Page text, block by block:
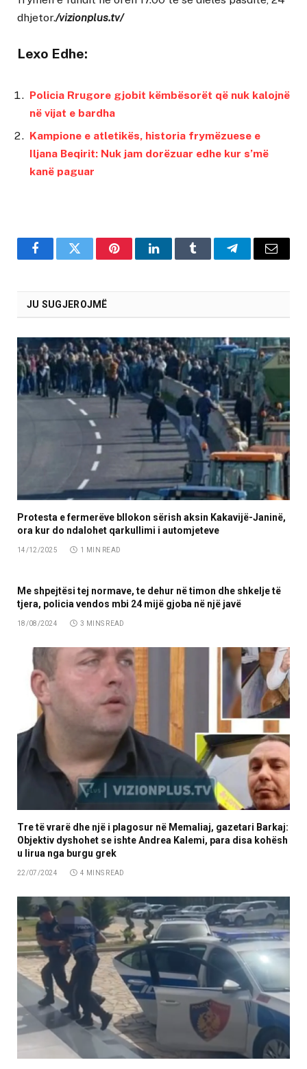
dhjetor./vizionplus.tv/
Lexo Edhe:
Policia Rrugore gjobit këmbësorët që nuk kalojnë
në vijat e bardha
Kampione e atletikës, historia frymëzuese e
Iljana Beqirit: Nuk jam dorëzuar edhe kur s’më
kanë paguar
FacebookTwitter PinterestLinkedInTumblr TelegramEmail
JU SUGJEROJMË
Protesta e fermerëve bllokon sërish aksin Kakavijë-Janinë,
ora kur do ndalohet qarkullimi i automjeteve
14/12/2025 1 MIN READ
Me shpejtësi tej normave, te dehur në timon dhe shkelje të
tjera, policia vendos mbi 24 mijë gjoba në një javë
18/08/2024 3 MINS READ
Tre të vrarë dhe një i plagosur në Memaliaj, gazetari Barkaj:
Objektiv dyshohet se ishte Andrea Kalemi, para disa kohësh
u lirua nga burgu grek
22/07/2024 4 MINS READ